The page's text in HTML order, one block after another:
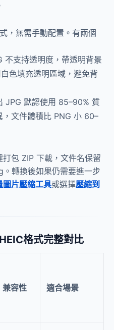
，無需手動配置。有兩個
不支持透明度，帶透明背景
色填充透明區域，避免背
JPG 默認使用 85–90% 質
，文件體積比 PNG 小 60–
包 ZIP 下載，文件名保留
轉換後如果仍需要進一步
圖片壓縮工具或選擇壓縮到
格式完整對比
兼容性 適合場景